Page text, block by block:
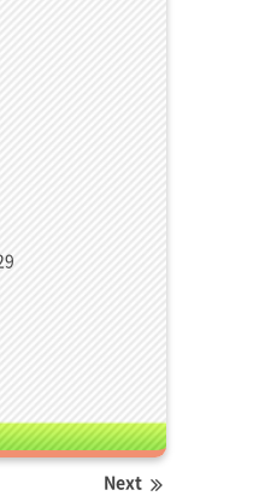
Next